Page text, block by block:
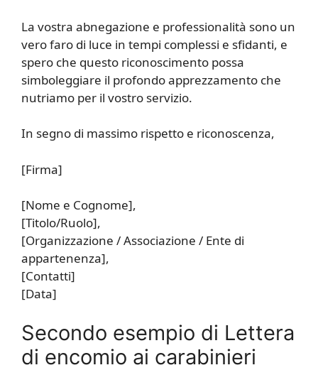
La vostra abnegazione e professionalità sono un
vero faro di luce in tempi complessi e sfidanti, e
spero che questo riconoscimento possa
simboleggiare il profondo apprezzamento che
nutriamo per il vostro servizio.
In segno di massimo rispetto e riconoscenza,
[Firma]
[Nome e Cognome],
[Titolo/Ruolo],
[Organizzazione / Associazione / Ente di
appartenenza],
[Contatti]
[Data]
Secondo esempio di Lettera
di encomio ai carabinieri